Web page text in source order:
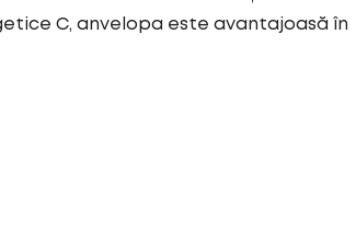
C, anvelopa este avantajoasă în